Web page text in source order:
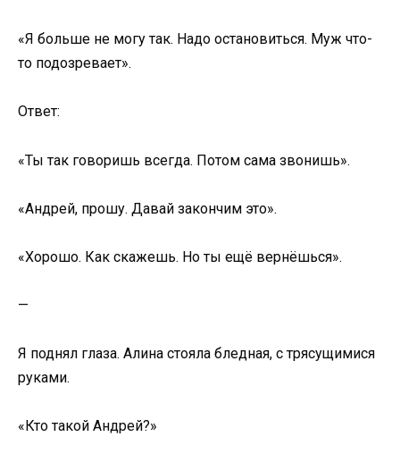
«Я больше не могу так. Надо остановиться. Муж что-
то подозревает».
Ответ:
«Ты так говоришь всегда. Потом сама звонишь».
«Андрей, прошу. Давай закончим это».
«Хорошо. Как скажешь. Но ты ещё вернёшься».
—
Я поднял глаза. Алина стояла бледная, с трясущимися
руками.
«Кто такой Андрей?»